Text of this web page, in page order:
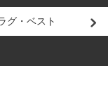
グ・ベスト